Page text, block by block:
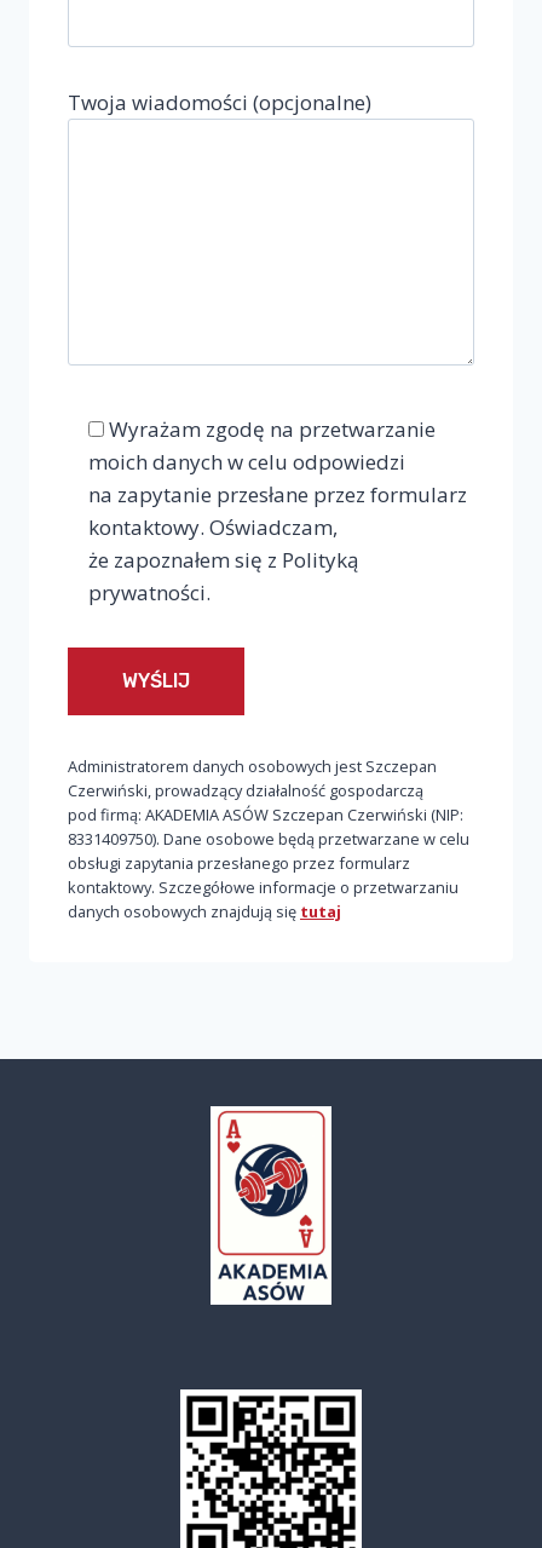
Twoja wiadomości (opcjonalne)
Wyrażam zgodę na przetwarzanie
moich danych w celu odpowiedzi
na zapytanie przesłane przez formularz
kontaktowy. Oświadczam,
że zapoznałem się z Polityką
prywatności.
Administratorem danych osobowych jest Szczepan
Czerwiński, prowadzący działalność gospodarczą
pod firmą: AKADEMIA ASÓW Szczepan Czerwiński (NIP:
8331409750). Dane osobowe będą przetwarzane w celu
obsługi zapytania przesłanego przez formularz
kontaktowy. Szczegółowe informacje o przetwarzaniu
danych osobowych znajdują się tutaj